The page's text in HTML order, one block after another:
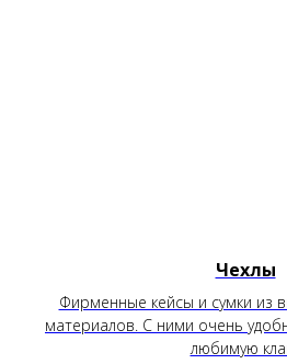
Чехлы
Фирменные кейсы и сумки из
материалов. С ними очень
любимую